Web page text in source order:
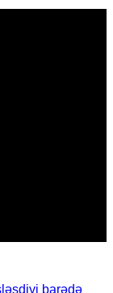
barədə